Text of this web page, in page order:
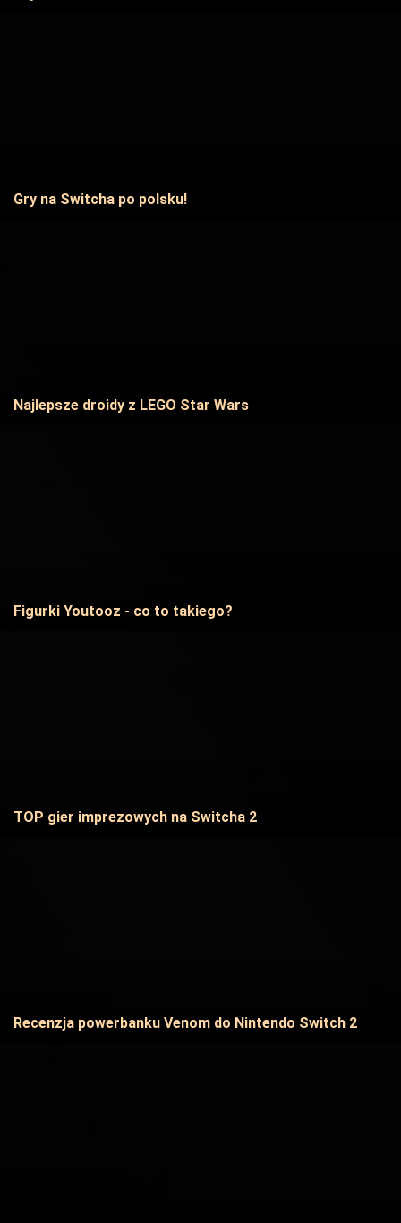
Gry na Switcha po polsku!
Najlepsze droidy z LEGO Star Wars
Figurki Youtooz - co to takiego?
TOP gier imprezowych na Switcha 2
Recenzja powerbanku Venom do Nintendo Switch 2